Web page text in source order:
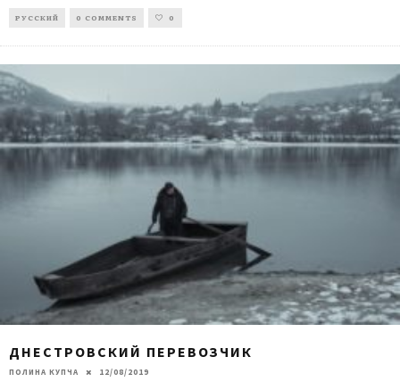
РУССКИЙ 0 COMMENTS 0
ДНЕСТРОВСКИЙ ПЕРЕВОЗЧИК
ПОЛИНА КУПЧА 12/08/2019